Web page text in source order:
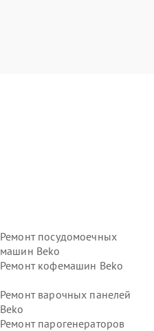
Ремонт посудомоечных
машин Beko
Ремонт кофемашин Beko
Ремонт варочных панелей
Beko
Ремонт парогенераторов